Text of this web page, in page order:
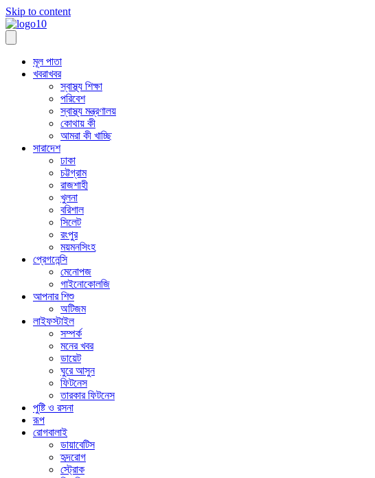
Skip to content
মূল পাতা
খবরাখবর
স্বাস্থ্য শিক্ষা
পরিবেশ
স্বাস্থ্য মন্ত্রণালয়
কোথায় কী
আমরা কী খাচ্ছি
সারাদেশ
ঢাকা
চট্টগ্রাম
রাজশাহী
খুলনা
বরিশাল
সিলেট
রংপুর
ময়মনসিংহ
প্রেগনেন্সি
মেনোপজ
গাইনোকোলজি
আপনার শিশু
অটিজম
লাইফস্টাইল
সম্পর্ক
মনের খবর
ডায়েট
ঘুরে আসুন
ফিটনেস
তারকার ফিটনেস
পুষ্টি ও রসনা
রূপ
রোগবালাই
ডায়াবেটিস
হৃদরোগ
স্ট্রোক